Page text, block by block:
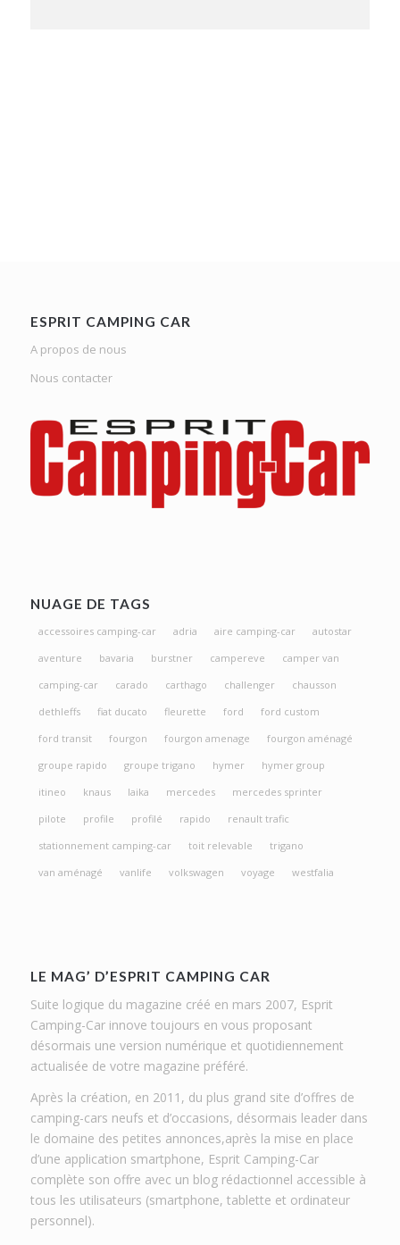
ESPRIT CAMPING CAR
A propos de nous
Nous contacter
NUAGE DE TAGS
accessoires camping-car adria aire camping-car
autostar
aventure
bavaria burstner campereve
camper van
camping-car
carado carthago challenger
chausson
dethleffs
fiat ducato fleurette ford
ford custom
ford transit
fourgon fourgon amenage
fourgon aménagé
groupe rapido
groupe trigano hymer
hymer group
itineo
knaus laika mercedes
mercedes sprinter
pilote
profile profilé rapido
renault trafic
stationnement camping-car
toit relevable
trigano
van aménagé
vanlife volkswagen voyage westfalia
LE MAG’ D’ESPRIT CAMPING CAR
Suite logique du magazine créé en mars 2007, Esprit
Camping-Car innove toujours en vous proposant
désormais une version numérique et quotidiennement
actualisée de votre magazine préféré.
Après la création, en 2011, du plus grand site d’offres de
camping-cars neufs et d’occasions, désormais leader dans
le domaine des petites annonces,après la mise en place
d’une application smartphone, Esprit Camping-Car
complète son offre avec un blog rédactionnel accessible à
tous les utilisateurs (smartphone, tablette et ordinateur
personnel).